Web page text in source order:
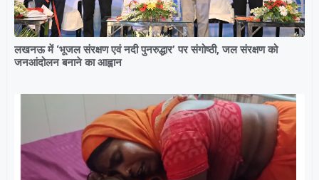
लखनऊ में ‘भूजल संरक्षण एवं नदी पुनरुद्धार’ पर संगोष्ठी, जल संरक्षण को
जनआंदोलन बनाने का आह्वान